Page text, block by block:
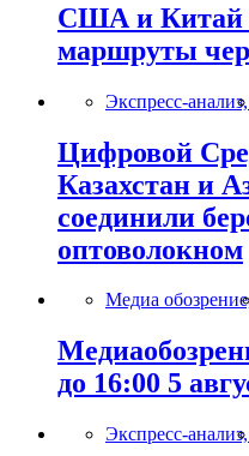
США и Китай
маршруты
Экспресс-анализ,
Цифровой
Казахстан и
соединили
оптоволокном
Медиа
до 16:00 5
Экспресс-анализ,